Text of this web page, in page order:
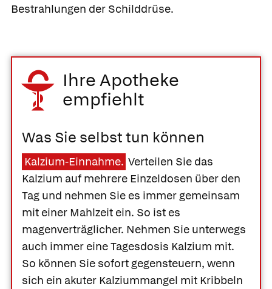
Bestrahlungen der Schilddrüse.
Ihre Apotheke
empfiehlt
Was Sie selbst tun können
Kalzium-Einnahme. Verteilen Sie das
Kalzium auf mehrere Einzeldosen über den
Tag und nehmen Sie es immer gemeinsam
mit einer Mahlzeit ein. So ist es
magenverträglicher. Nehmen Sie unterwegs
auch immer eine Tagesdosis Kalzium mit.
So können Sie sofort gegensteuern, wenn
sich ein akuter Kalziummangel mit Kribbeln